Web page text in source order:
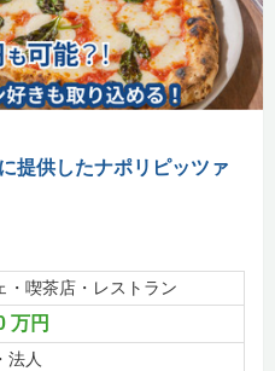
提供したナポリピッツァ
・喫茶店・レストラン
万円
法人